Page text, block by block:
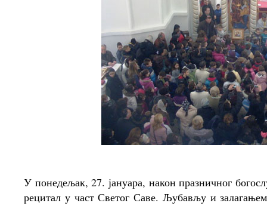
У понедељак, 27. јануара, након празничног
рецитал у част Светог Саве. Љубављу и